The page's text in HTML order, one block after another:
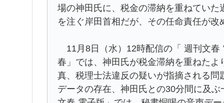
場の神田氏に、税金の滞納を重ねてい
を注ぐ岸田首相だが、その任命責任が
11月8日（水）12時配信の「 週刊文春
春」では、神田氏が税金滞納を重ねた
真、税理士法違反の疑いが指摘される
データの存在、神田氏との30分間に及